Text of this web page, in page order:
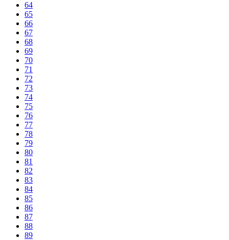
64
65
66
67
68
69
70
71
72
73
74
75
76
77
78
79
80
81
82
83
84
85
86
87
88
89